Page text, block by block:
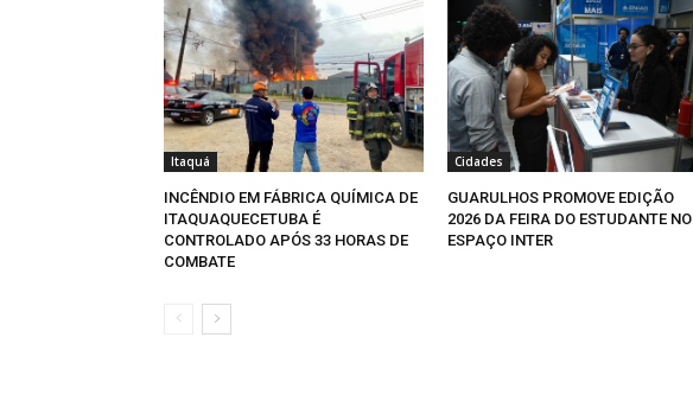
Itaquá
INCÊNDIO EM FÁBRICA QUÍMICA DE
ITAQUAQUECETUBA É
CONTROLADO APÓS 33 HORAS DE
COMBATE
Cidades
GUARULHOS PROMOVE EDIÇÃO
2026 DA FEIRA DO ESTUDANTE NO
ESPAÇO INTER